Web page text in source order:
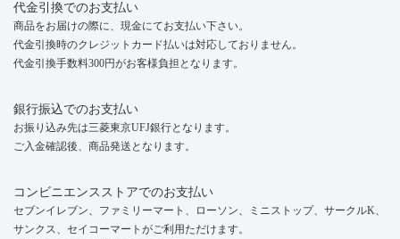
代金引換でのお支払い
商品をお届けの際に、現金にてお支払い下さい。
代金引換時のクレジットカード払いは対応しておりません。
代金引換手数料300円がお客様負担となります。
銀行振込でのお支払い
お振り込み先は三菱東京UFJ銀行となります。
ご入金確認後、商品発送となります。
コンビニエンスストアでのお支払い
セブンイレブン、ファミリーマート、ローソン、ミニストップ、サークルK、
サンクス、セイコーマートがご利用ただけます。